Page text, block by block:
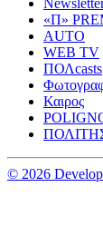
«Π»
AUTO
WEB TV
ΠΟΛcasts
Καιρος
© 2026